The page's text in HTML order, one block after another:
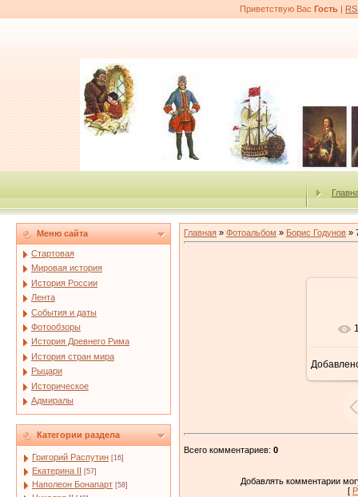
Приветствую Вас Гость |
Меню сайта
Стартовая
Мировая история
История России
Лента
События и даты
Фотообзоры
История Древнего Рима
История стран мира
Рыцари
Историческое
Адмиралы
Категории раздела
Григорий Распутин [16]
Екатерина II [57]
Наполеон Бонапарт [58]
Главная » Фотоальбом » Борис Годунов »
Всего комментариев: 0
Добавлять комментарии
[